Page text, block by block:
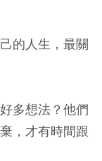
的人生，最關
多想法？他們
，才有時間跟